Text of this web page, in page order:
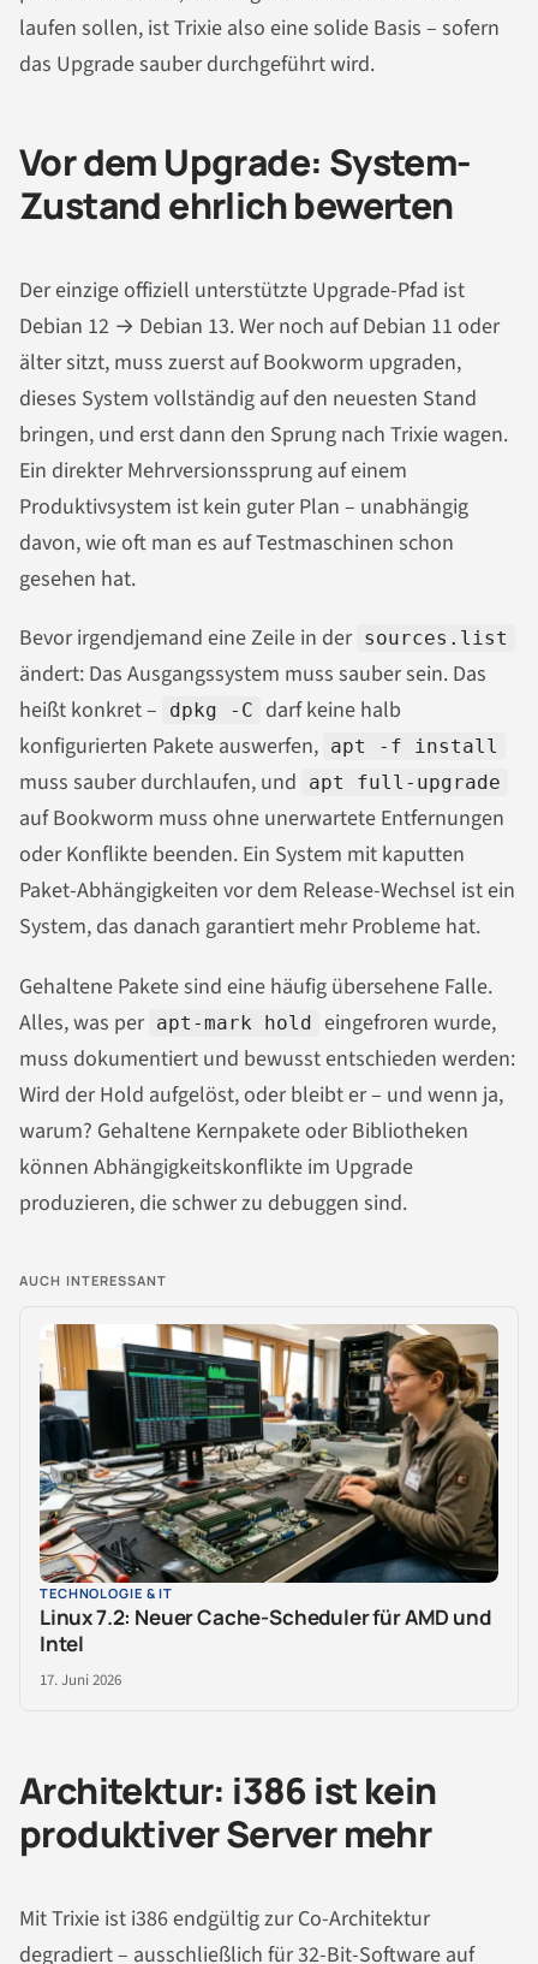
laufen sollen, ist Trixie also eine solide Basis – sofern
das Upgrade sauber durchgeführt wird.
Vor dem Upgrade: System-
Zustand ehrlich bewerten
Der einzige offiziell unterstützte Upgrade-Pfad ist
Debian 12 → Debian 13. Wer noch auf Debian 11 oder
älter sitzt, muss zuerst auf Bookworm upgraden,
dieses System vollständig auf den neuesten Stand
bringen, und erst dann den Sprung nach Trixie wagen.
Ein direkter Mehrversionssprung auf einem
Produktivsystem ist kein guter Plan – unabhängig
davon, wie oft man es auf Testmaschinen schon
gesehen hat.
Bevor irgendjemand eine Zeile in der sources.list
ändert: Das Ausgangssystem muss sauber sein. Das
heißt konkret –
dpkg -C
darf keine halb
konfigurierten Pakete auswerfen, apt -f install
muss sauber durchlaufen, und apt full-upgrade
auf Bookworm muss ohne unerwartete Entfernungen
oder Konflikte beenden. Ein System mit kaputten
Paket-Abhängigkeiten vor dem Release-Wechsel ist ein
System, das danach garantiert mehr Probleme hat.
Gehaltene Pakete sind eine häufig übersehene Falle.
Alles, was per apt-mark hold
eingefroren wurde,
muss dokumentiert und bewusst entschieden werden:
Wird der Hold aufgelöst, oder bleibt er – und wenn ja,
warum? Gehaltene Kernpakete oder Bibliotheken
können Abhängigkeitskonflikte im Upgrade
produzieren, die schwer zu debuggen sind.
AUCH INTERESSANT
TECHNOLOGIE & IT
Linux 7.2: Neuer Cache-Scheduler für AMD und
Intel
17. Juni 2026
Architektur: i386 ist kein
produktiver Server mehr
Mit Trixie ist i386 endgültig zur Co-Architektur
degradiert – ausschließlich für 32-Bit-Software auf